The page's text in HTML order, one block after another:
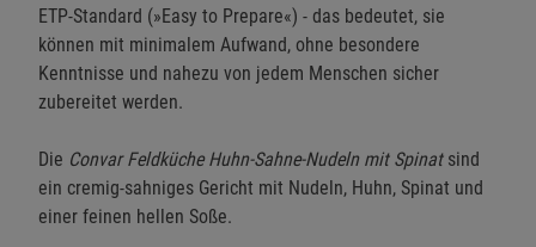
ETP-Standard (»Easy to Prepare«) - das bedeutet, sie
können mit minimalem Aufwand, ohne besondere
Kenntnisse und nahezu von jedem Menschen sicher
zubereitet werden.
Die Convar Feldküche Huhn-Sahne-Nudeln mit Spinatsind
ein cremig-sahniges Gericht mit Nudeln, Huhn, Spinat und
einer feinen hellen Soße.